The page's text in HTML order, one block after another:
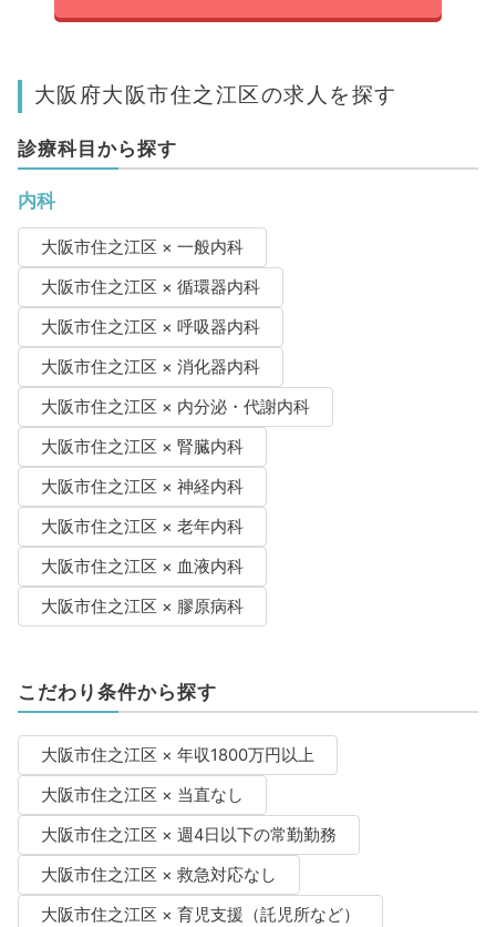
大阪府大阪市住之江区の求人を探す
診療科目から探す
内科
大阪市住之江区 × 一般内科
大阪市住之江区 × 循環器内科
大阪市住之江区 × 呼吸器内科
大阪市住之江区 × 消化器内科
大阪市住之江区 × 内分泌・代謝内科
大阪市住之江区 × 腎臓内科
大阪市住之江区 × 神経内科
大阪市住之江区 × 老年内科
大阪市住之江区 × 血液内科
大阪市住之江区 × 膠原病科
こだわり条件から探す
大阪市住之江区 × 年収1800万円以上
大阪市住之江区 × 当直なし
大阪市住之江区 × 週4日以下の常勤勤務
大阪市住之江区 × 救急対応なし
大阪市住之江区 × 育児支援（託児所など）